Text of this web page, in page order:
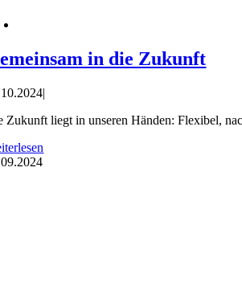
in die Zukunft
|
Zukunft liegt in unseren Händen: Flexibel,
09.2024